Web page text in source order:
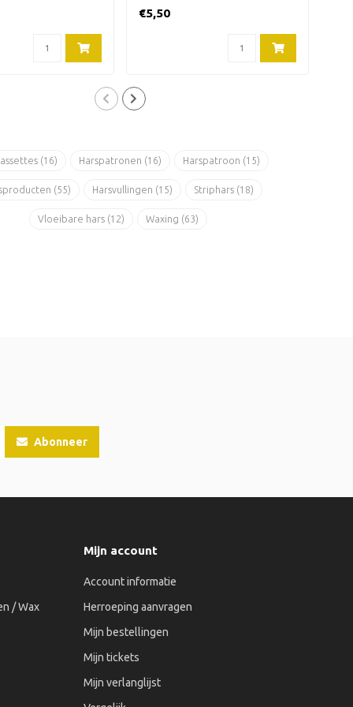
€5,50
(16) Harspatronen (16) Harspatroon (15)
(55) Harsvullingen (15) Striphars (18)
Vloeibare hars (12) Waxing (63)
Abonneer
/ Wax
Mijn account
Account informatie
Herroeping aanvragen
Mijn bestellingen
Mijn tickets
Mijn verlanglijst